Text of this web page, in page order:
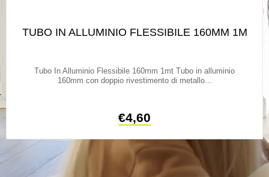
TUBO IN ALLUMINIO FLESSIBILE 160MM 1M
Tubo In Alluminio Flessibile 160mm 1mt Tubo in alluminio
160mm con doppio rivestimento di metallo...
€4,60